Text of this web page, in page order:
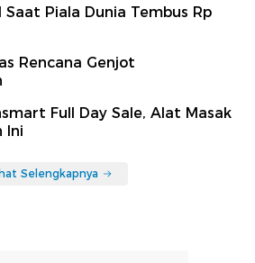
Saat Piala Dunia Tembus Rp
Rencana Genjot
Full Day Sale, Alat Masak
Ini
Selengkapnya